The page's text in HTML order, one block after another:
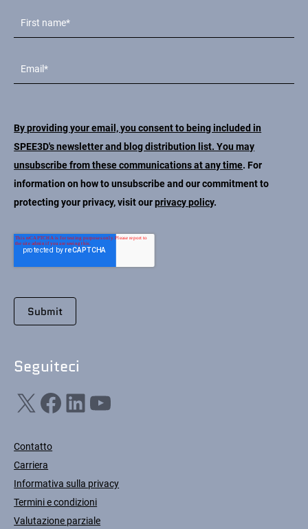
By providing your email, you consent to being included in
SPEE3D's newsletter and blog distribution list. You may
unsubscribe from these communications at any time. For
information on how to unsubscribe and our commitment to
protecting your privacy, visit ourprivacy policy.
Seguiteci
X Facebook LinkedIn YouTube
Contatto
Carriera
Informativa sulla privacy
Termini e condizioni
Valutazione parziale